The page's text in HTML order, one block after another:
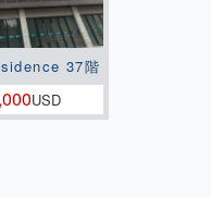
37階
USD